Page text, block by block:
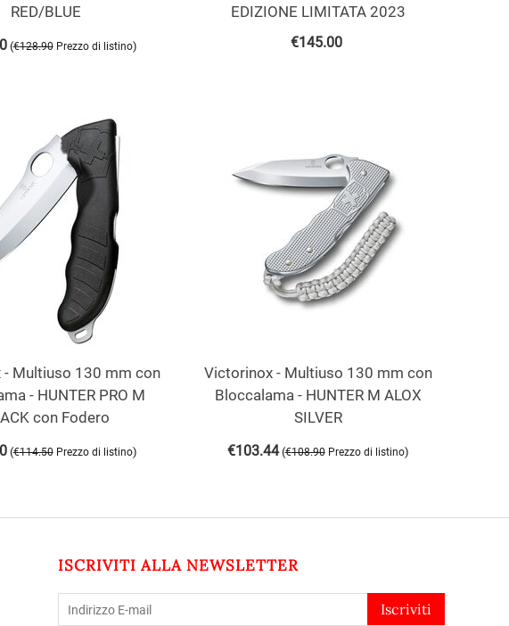
RED/BLUE
(€128.90 Prezzo di listino)
EDIZIONE LIMITATA 2023
€145.00
Multiuso 130 mm con
- HUNTER PRO M
con Fodero
(€114.50 Prezzo di listino)
Victorinox - Multiuso 130 mm con
Bloccalama - HUNTER M ALOX
SILVER
€103.44 (€108.90 Prezzo di listino)
ISCRIVITI ALLA NEWSLETTER
Iscriviti